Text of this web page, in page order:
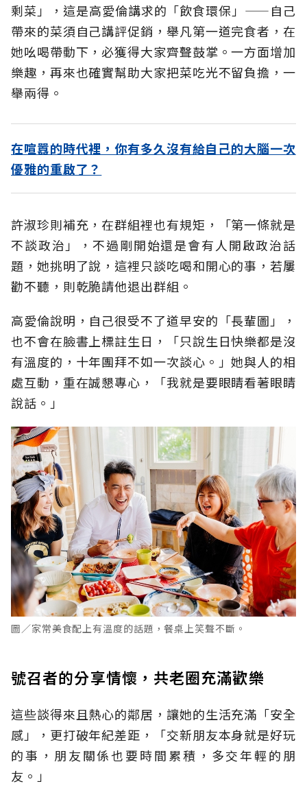
剩菜」，這是高愛倫講求的「飲食環保」——自己
帶來的菜須自己講評促銷，舉凡第一道完食者，在
她吆喝帶動下，必獲得大家齊聲鼓掌。一方面增加
樂趣，再來也確實幫助大家把菜吃光不留負擔，一
舉兩得。
在喧囂的時代裡，你有多久沒有給自己的大腦一次
優雅的重啟了？
許淑珍則補充，在群組裡也有規矩，「第一條就是
不談政治」，不過剛開始還是會有人開啟政治話
題，她挑明了說，這裡只談吃喝和開心的事，若屢
勸不聽，則乾脆請他退出群組。
高愛倫說明，自己很受不了道早安的「長輩圖」，
也不會在臉書上標註生日，「只說生日快樂都是沒
有溫度的，十年團拜不如一次談心。」她與人的相
處互動，重在誠懇專心，「我就是要眼睛看著眼睛
說話。」
圖／家常美食配上有溫度的話題，餐桌上笑聲不斷。
號召者的分享情懷，共老圈充滿歡樂
這些談得來且熱心的鄰居，讓她的生活充滿「安全
感」，更打破年紀差距，「交新朋友本身就是好玩
的事，朋友關係也要時間累積，多交年輕的朋
友。」